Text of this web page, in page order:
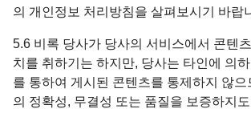
의 개인정보 처리방침을 살펴보시기 바랍
5.6 비록 당사가 당사의 서비스에서 콘텐
치를 취하기는 하지만, 당사는 타인에 의
를 통하여 게시된 콘텐츠를 통제하지 않으
의 정확성, 무결성 또는 품질을 보증하지